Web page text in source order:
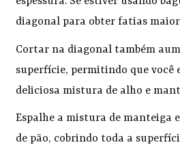
diagonal para obter fatias
Cortar na diagonal também
superfície, permitindo que você
deliciosa mistura de alho e
Espalhe a mistura de manteiga
de pão, cobrindo toda a